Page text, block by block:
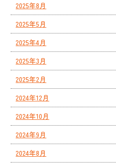
2025年8月
2025年5月
2025年4月
2025年3月
2025年2月
2024年12月
2024年10月
2024年9月
2024年8月